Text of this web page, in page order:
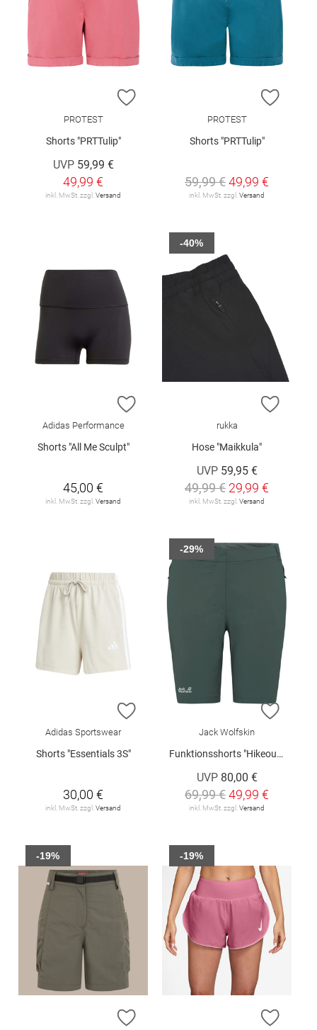
ZUR WUNSCHLISTE HINZUFÜGEN
PROTEST
Shorts "PRTTulip"
UVP 59,99 €
49,99 €
inkl. MwSt. zzgl. Versand
ZUR
PROTEST
Shorts "PRTTulip"
59,99 €49,99 €
inkl. MwSt. zzgl. Versand
ZUR WUNSCHLISTE HINZUFÜGEN
Adidas Performance
Shorts "All Me Sculpt"
45,00 €
inkl. MwSt. zzgl.Versand
ZUR
rukka
Hose "Maikkula"
UVP 59,95 €
49,99 € 29,99 €
inkl. MwSt. zzgl.Versand
-40%
ZUR WUNSCHLISTE HINZUFÜGEN
Adidas Sportswear
Shorts "Essentials 3S"
30,00 €
inkl. MwSt. zzgl.Versand
ZUR
Jack Wolfskin
Funktionsshorts "Hikeout W"
UVP 80,00 €
69,99 €49,99 €
inkl. MwSt. zzgl.Versand
-29%
ZUR WUNSCHLISTE HINZUFÜGEN
-19%
ZUR
-19%